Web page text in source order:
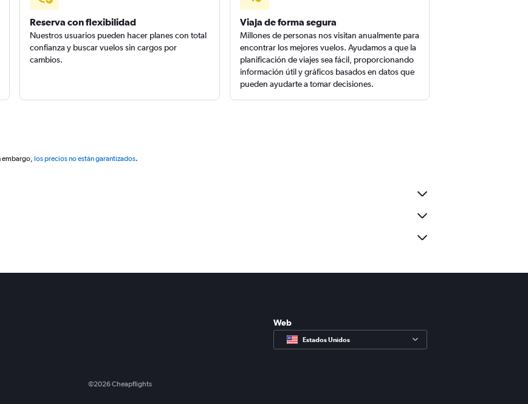
Reserva con flexibilidad
Nuestros usuarios pueden hacer planes con total
confianza y buscar vuelos sin cargos por
cambios.
Viaja de forma segura
Millones de personas nos visitan anualmente para
encontrar los mejores vuelos. Ayudamos a que la
planificación de viajes sea fácil, proporcionando
información útil y gráficos basados en datos que
pueden ayudarte a tomar decisiones.
embargo, los precios no están garantizados.
Web
Estados Unidos
©2026Cheapflights